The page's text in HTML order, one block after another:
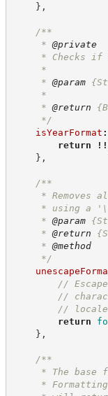
} ,
/**
* @private
* Checks if
*
* @param
*
* @return
*/
isYearFormat :
return
!!
} ,
/**
* Removes all
* using a '\'
* @param
* @return
* @method
*/
//
//
// locale
return
} ,
/**
* The base
* Formatting